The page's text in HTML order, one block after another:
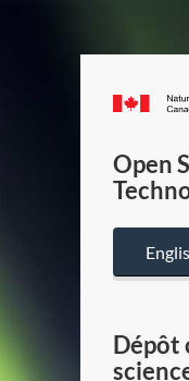
Open
Dépôt